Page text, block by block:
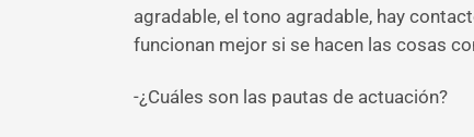
agradable, el tono agradable, hay
funcionan mejor si se hacen las cosas
-¿Cuáles son las pautas de actuación?